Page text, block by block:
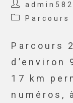
Parcours
Parcours
d’environ
17 km
numéros,